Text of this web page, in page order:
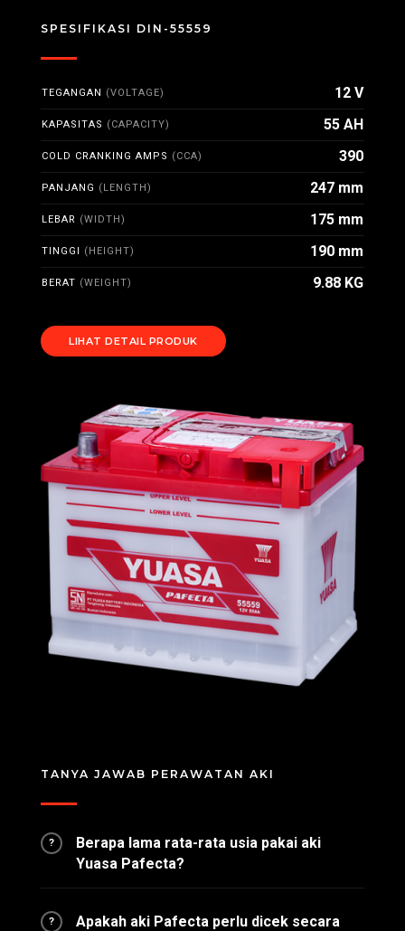
SPESIFIKASI DIN-55559
TEGANGAN (VOLTAGE) 12 V
KAPASITAS (CAPACITY) 55 AH
COLD CRANKING AMPS (CCA) 390
PANJANG (LENGTH) 247 mm
LEBAR (WIDTH) 175 mm
TINGGI (HEIGHT) 190 mm
BERAT (WEIGHT) 9.88 KG
LIHAT DETAIL PRODUK
TANYA JAWAB PERAWATAN AKI
?
Berapa lama rata-rata usia pakai aki
Yuasa Pafecta?
?
Apakah aki Pafecta perlu dicek secara